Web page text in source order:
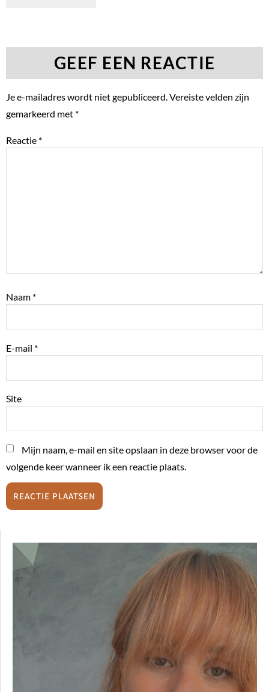
GEEF EEN REACTIE
Je e-mailadres wordt niet gepubliceerd. Vereiste velden zijn
gemarkeerd met *
Reactie *
Naam *
E-mail *
Site
Mijn naam, e-mail en site opslaan in deze browser voor de
volgende keer wanneer ik een reactie plaats.